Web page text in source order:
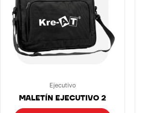
Ejecutivo
MALETÍN EJECUTIVO 2